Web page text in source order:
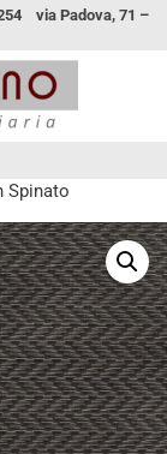
via Padova, 71 –
Spinato